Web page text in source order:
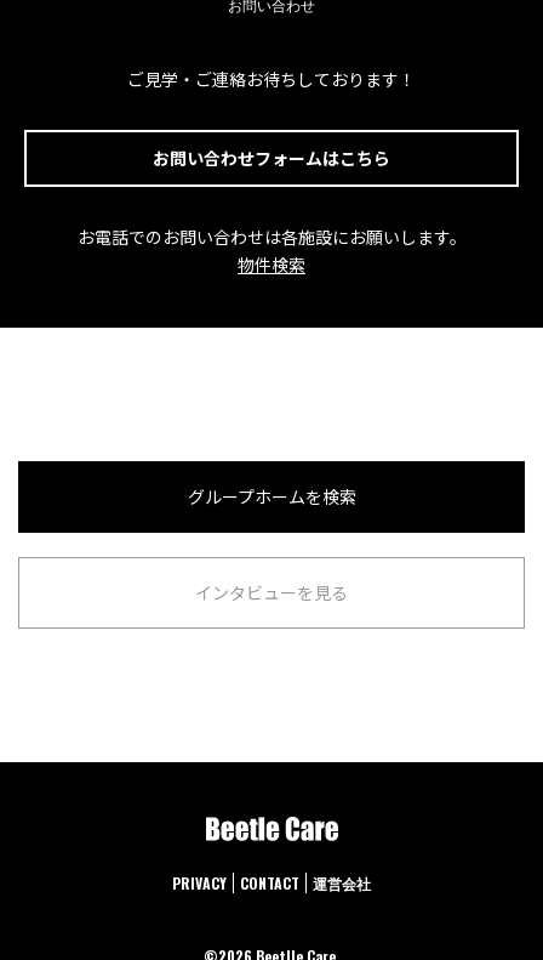
お問い合わせ
ご見学・ご連絡お待ちしております！
お問い合わせフォームはこちら
お電話でのお問い合わせは各施設にお願いします。
物件検索
グループホームを検索
インタビューを見る
PRIVACY CONTACT 運営会社
©︎2026 Beetlle Care.